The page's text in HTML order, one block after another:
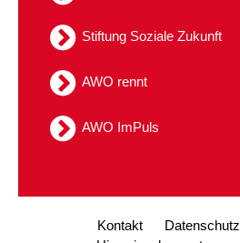
Stiftung Soziale Zukunft
AWO rennt
AWO ImPuls
Kontakt Datenschutz